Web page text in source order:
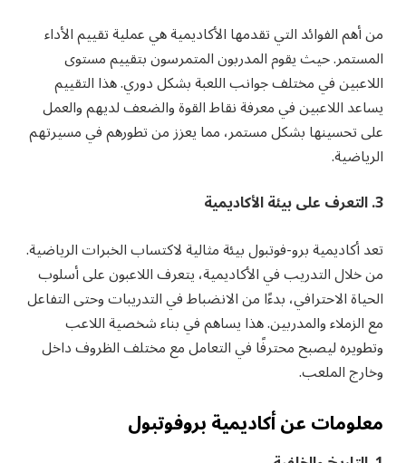
من أهم الفوائد التي تقدمها الأكاديمية هي عملية تقييم الأداء
المستمر. حيث يقوم المدربون المتمرسون بتقييم مستوى
اللاعبين في مختلف جوانب اللعبة بشكل دوري. هذا التقييم
يساعد اللاعبين في معرفة نقاط القوة والضعف لديهم والعمل
على تحسينها بشكل مستمر، مما يعزز من تطورهم في مسيرتهم
الرياضية.
3. التعرف على بيئة الأكاديمية
تعد أكاديمية برو-فوتبول بيئة مثالية لاكتساب الخبرات الرياضية.
من خلال التدريب في الأكاديمية، يتعرف اللاعبون على أسلوب
الحياة الاحترافي، بدءًا من الانضباط في التدريبات وحتى التفاعل
مع الزملاء والمدربين. هذا يساهم في بناء شخصية اللاعب
وتطويره ليصبح محترفًا في التعامل مع مختلف الظروف داخل
وخارج الملعب.
معلومات عن أكاديمية بروفوتبول